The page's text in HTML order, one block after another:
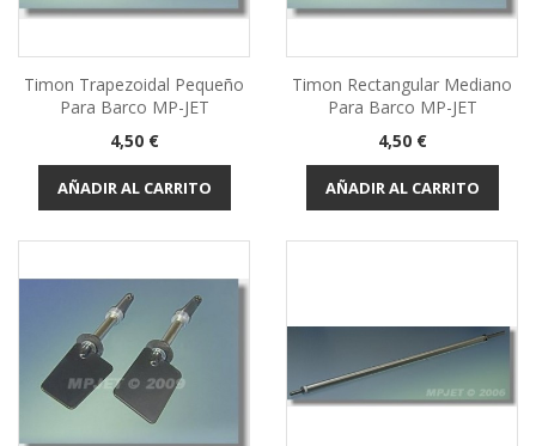
Timon Trapezoidal Pequeño
Para Barco MP-JET
Precio
4,50 €
AÑADIR AL CARRITO
Timon Rectangular Mediano
Para Barco MP-JET
Precio
4,50 €
AÑADIR AL CARRITO